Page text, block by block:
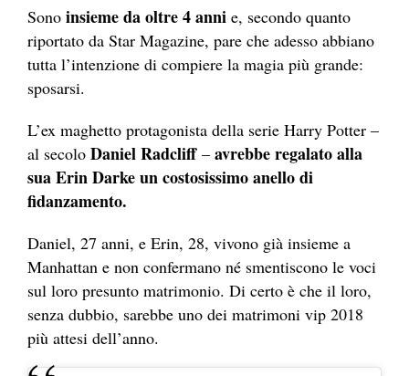
Sono insieme da oltre 4 anni e, secondo quanto
riportato da Star Magazine, pare che adesso abbiano
tutta l’intenzione di compiere la magia più grande:
sposarsi.
L’ex maghetto protagonista della serie Harry Potter –
al secolo Daniel Radcliff – avrebbe regalato alla
suaErin Darkeun costosissimo anello di
fidanzamento.
Daniel, 27 anni, e Erin, 28, vivono già insieme a
Manhattan e non confermano né smentiscono le voci
sul loro presunto matrimonio. Di certo è che il loro,
senza dubbio, sarebbe uno dei matrimoni vip 2018
più attesi dell’anno.